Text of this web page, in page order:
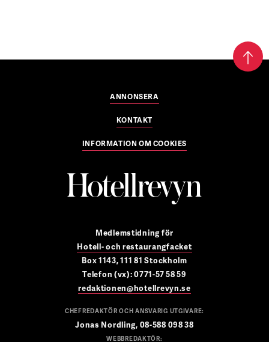
ANNONSERA
KONTAKT
INFORMATION OM COOKIES
Medlemstidning för
Hotell- och restaurangfacket
Box 1143, 111 81 Stockholm
Telefon (vx): 0771-57 58 59
redaktionen@hotellrevyn.se
CHEFREDAKTÖR OCH ANSVARIG UTGIVARE:
Jonas Nordling, 08-588 098 38
WEBBREDAKTÖR: